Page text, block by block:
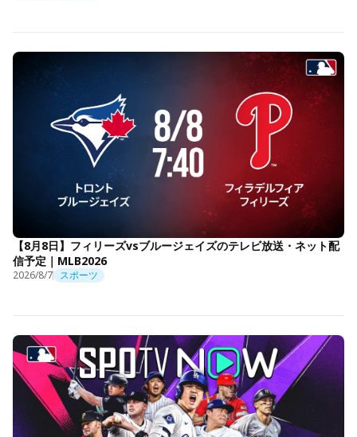
【8月8日】フィリーズvsブルージェイズのテレビ放送・ネット配
信予定｜MLB2026
2026/8/7 スポーツ